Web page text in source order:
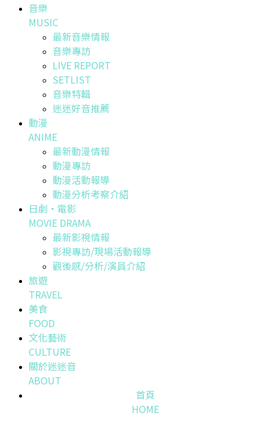
音樂
MUSIC
最新音樂情報
音樂專訪
LIVE REPORT
SETLIST
音樂特輯
迷迷好音推薦
動漫
ANIME
最新動漫情報
動漫專訪
動漫活動報導
動漫分析考察介紹
日劇・電影
MOVIE DRAMA
最新影視情報
影視專訪/現場活動報導
觀後感/分析/演員介紹
旅遊
TRAVEL
美食
FOOD
文化藝術
CULTURE
關於迷迷音
ABOUT
首頁
HOME